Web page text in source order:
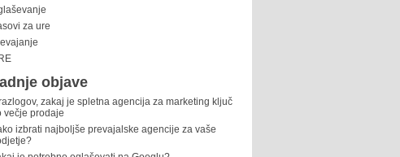
za ure
objave
zakaj je spletna agencija za marketing ključ
večje prodaje
izbrati najboljše prevajalske agencije za vaše